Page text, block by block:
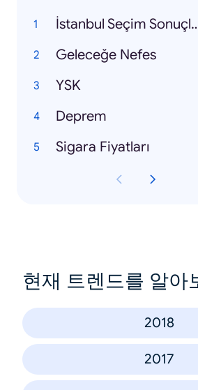
İstanbul
Geleceğe Nefes
YSK
Deprem
Sigara Fiyatları
현재 트렌드를 알아
2018
2017